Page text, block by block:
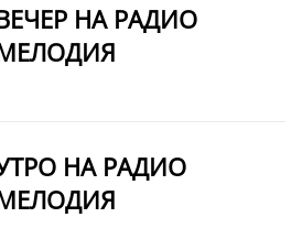
НА РАДИО
НА РАДИО